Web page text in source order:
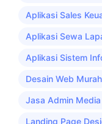
Aplikasi Sales
Aplikasi Sewa
Aplikasi Sistem
Desain Web Murah
Jasa Admin
Landing Page